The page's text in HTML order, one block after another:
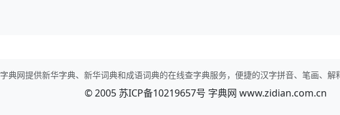
字典网提供新华字典、新华词典和成语词典的在线查字典服务，便捷的汉字拼音、笔画、解
© 2005 苏ICP备10219657号 字典网 www.zidian.com.cn